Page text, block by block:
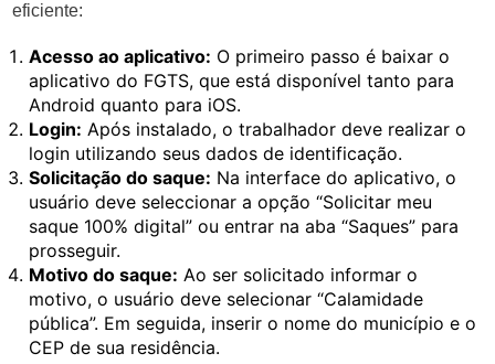
eficiente:
Acesso ao aplicativo: O primeiro passo é baixar o
aplicativo do FGTS, que está disponível tanto para
Android quanto para iOS.
Login: Após instalado, o trabalhador deve realizar o
login utilizando seus dados de identificação.
Solicitação do saque: Na interface do aplicativo, o
usuário deve seleccionar a opção “Solicitar meu
saque 100% digital” ou entrar na aba “Saques” para
prosseguir.
Motivo do saque: Ao ser solicitado informar o
motivo, o usuário deve selecionar “Calamidade
pública”. Em seguida, inserir o nome do município e o
CEP de sua residência.